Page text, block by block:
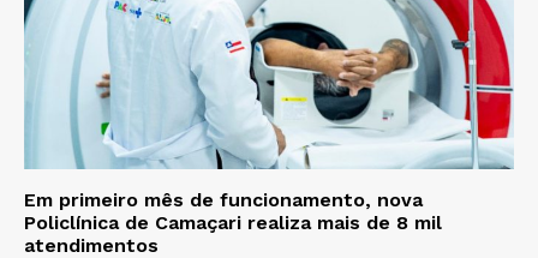
Em primeiro mês de funcionamento, nova
Policlínica de Camaçari realiza mais de 8 mil
atendimentos